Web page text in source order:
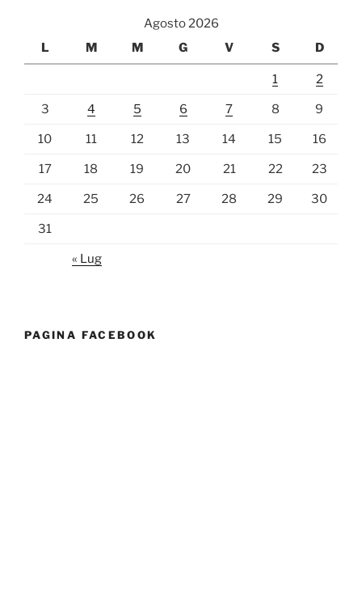
Agosto 2026
L
M M G V S D
1 2
3 4 5 6 7 8 9
10 11 12 13 14 15 16
17 18 19 20 21 22 23
24 25 26 27 28 29 30
31
« Lug
PAGINA FACEBOOK